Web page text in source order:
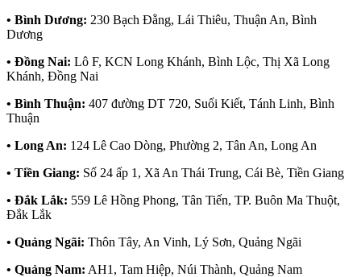
• Bình Dương: 230 Bạch Đằng, Lái Thiêu, Thuận An, Bình
Dương
• Đồng Nai: Lô F, KCN Long Khánh, Bình Lộc, Thị Xã Long
Khánh, Đồng Nai
• Bình Thuận: 407 đường DT 720, Suối Kiết, Tánh Linh, Bình
Thuận
• Long An: 124 Lê Cao Dòng, Phường 2, Tân An, Long An
• Tiền Giang: Số 24 ấp 1, Xã An Thái Trung, Cái Bè, Tiền Giang
• Đắk Lắk: 559 Lê Hồng Phong, Tân Tiến, TP. Buôn Ma Thuột,
Đắk Lắk
• Quảng Ngãi: Thôn Tây, An Vinh, Lý Sơn, Quảng Ngãi
• Quảng Nam: AH1, Tam Hiệp, Núi Thành, Quảng Nam